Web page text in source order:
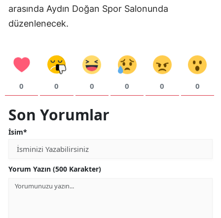
İstanbul
Kastamonu
Kayseri
arasında Aydın Doğan Spor Salonunda
düzenlenecek.
0 0 0 0 0 0
Son Yorumlar
İsim*
Yorum Yazın (500 Karakter)